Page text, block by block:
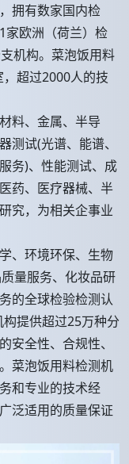
拥有数家国内检
家欧洲（荷兰）检
机构。菜泡饭用料
超过2000人的技
料、金属、半导
测试(光谱、能谱、
务)、性能测试、成
药、医疗器械、半
究，为相关企事业
、环境环保、生物
量服务、化妆品研
的全球检验检测认
提供超过25万种分
安全性、合规性、
菜泡饭用料检测机
和专业的技术经
泛适用的质量保证